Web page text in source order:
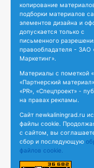
копирование
подборки материалов
элементов дизайна и
допускается только с
письменного
правообладателя - ЗАО
Маркетинг».
Материалы с пометкой
«Партнерский
«PR», «Спецпроект» -
на правах рекламы.
Сайт newkaliningrad.ru
файлы cookie.
с сайтом, вы
сбор и последующую
файлов cookie.